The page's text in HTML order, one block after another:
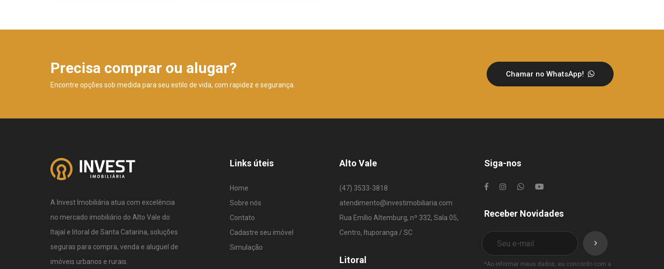
Precisa comprar ou alugar?
Encontre opções sob medida para seu estilo de vida, com rapidez e segurança.
Chamar no WhatsApp!
A Invest Imobiliária atua com excelência
no mercado imobiliário do Alto Vale do
Itajaí e litoral de Santa Catarina, soluções
seguras para compra, venda e aluguel de
imóveis urbanos e rurais.
Links úteis
Home
Sobre nós
Contato
Cadastre seu imóvel
Simulação
Alto Vale
(47) 3533-3818
atendimento@investimobiliaria.com
Rua Emílio Altemburg, nº 332, Sala 05,
Centro, Ituporanga / SC
Litoral
Siga-nos
Receber Novidades
*Ao informar meus dados, eu concordo com a